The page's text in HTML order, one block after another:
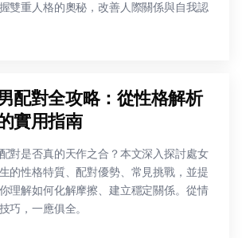
雙重人格的奧秘，改善人際關係與自我認
配對全攻略：從性格解析
實用指南
對是否真的天作之合？本文深入探討處女
的性格特質、配對優勢、常見挑戰，並提
理解如何化解摩擦、建立穩定關係。從情
巧，一應俱全。